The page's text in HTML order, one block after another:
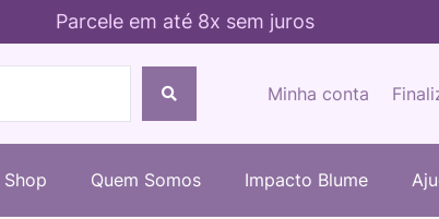
Parcele em até 8x sem juros
Minha conta
Shop Quem Somos Impacto Blume